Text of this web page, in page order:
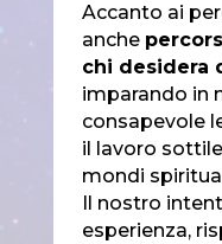
Accanto ai
anche
chi desidera
imparando in
consapevole
il lavoro
mondi
Il nostro
esperienza,